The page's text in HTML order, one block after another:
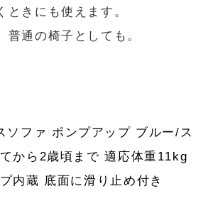
ときにも使えます。
普通の椅子としても。
ファ ポンプアップ ブルー/ス
から2歳頃まで 適応体重11kg
内蔵 底面に滑り止め付き